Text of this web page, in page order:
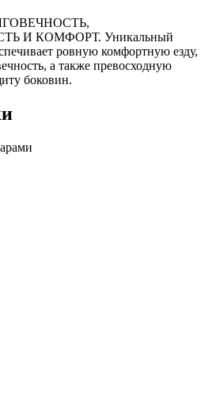
И КОМФОРТ. Уникальный
ровную комфортную езду,
а также превосходную
боковин.